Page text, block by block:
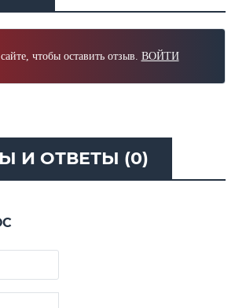
чтобы оставить отзыв. ВОЙТИ
И ОТВЕТЫ (0)